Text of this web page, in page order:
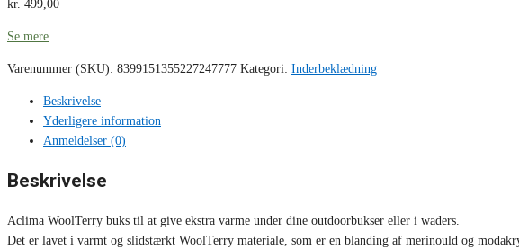
kr. 499,00
Se mere
Varenummer (SKU): 8399151355227247777 Kategori: Inderbeklædning
Beskrivelse
Yderligere information
Anmeldelser (0)
Beskrivelse
Aclima WoolTerry buks til at give ekstra varme under dine outdoorbukser eller i waders.
Det er lavet i varmt og slidstærkt WoolTerry materiale, som er en blanding af merinould og